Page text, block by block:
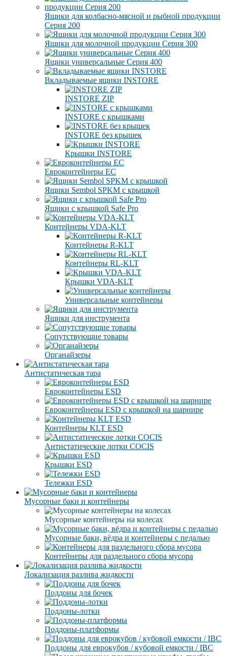
Ящики для колбасно-мясной и рыбной продукции
Серия 200
Ящики для молочной продукции Серия 300
Ящики универсальные Серия 400
Вкладываемые ящики INSTORE
INSTORE ZIP
INSTORE с крышками
INSTORE без крышек
Крышки INSTORE
Евроконтейнеры ЕC
Ящики Sembol SPKM с крышкой
Ящики с крышкой Safe Pro
Контейнеры VDA-KLT
Контейнеры R-KLT
Контейнеры RL-KLT
Крышки VDA-KLT
Универсальные контейнеры
Ящики для инструмента
Сопутствующие товары
Органайзеры
Антистатическая тара
Eвроконтейнеры ЕSD
Евроконтейнеры ESD с крышкой на шарнире
Контейнеры KLT ESD
Антистатические лотки COCIS
Крышки ESD
Тележки ESD
Мусорные баки и контейнеры
Мусорные контейнеры на колесах
Мусорные баки, вёдра и контейнеры с педалью
Контейнеры для раздельного сбора мусора
Локализация разлива жидкости
Поддоны для бочек
Поддоны-лотки
Поддоны-платформы
Поддоны для еврокубов / кубовой емкости / IBC